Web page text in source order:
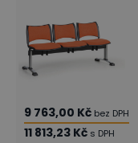
9 763,00 Kč bez DPH
11 813,23 Kč s DPH